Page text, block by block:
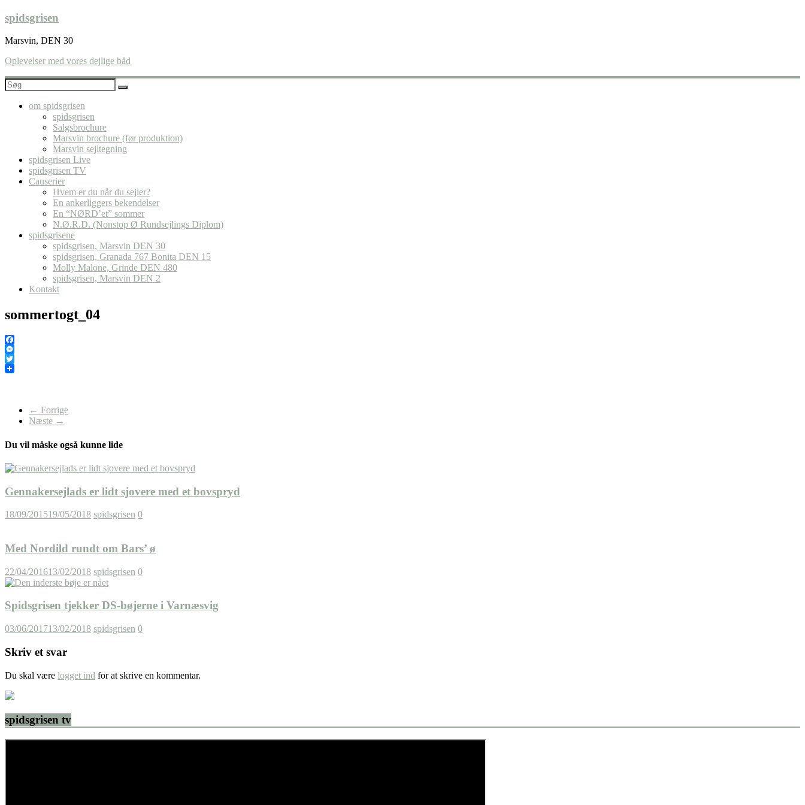
Skip
to
content
spidsgrisen
Marsvin, DEN 30
Oplevelser med vores dejlige båd
om spidsgrisen
spidsgrisen
Salgsbrochure
Marsvin brochure (før produktion)
Marsvin sejltegning
spidsgrisen Live
spidsgrisen TV
Causerier
Hvem er du når du sejler?
En ankerliggers bekendelser
En “NØRD’et” sommer
N.Ø.R.D. (Nonstop Ø Rundsejlings Diplom)
spidsgrisene
spidsgrisen, Marsvin DEN 30
spidsgrisen, Granada 767 Bonita DEN 15
Molly Malone, Grinde DEN 480
spidsgrisen, Marsvin DEN 2
Kontakt
sommertogt_04
Facebook
Messenger
Twitter
← Forrige
Næste →
Du vil måske også kunne lide
Gennakersejlads er lidt sjovere med et bovspryd
18/09/201519/05/2018 spidsgrisen 0
Med Nordild rundt om Bars’ ø
22/04/201613/02/2018 spidsgrisen 0
Spidsgrisen tjekker DS-bøjerne i Varnæsvig
03/06/201713/02/2018 spidsgrisen 0
Skriv et svar
Du skal være logget ind for at skrive en kommentar.
spidsgrisen tv